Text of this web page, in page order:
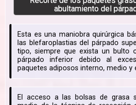
abultamiento del
Esta es una maniobra quirúrgica
las blefaroplastias del párpado
tipo, siempre que exista un bulto
párpado inferior debido al
paquetes adiposos interno, medio y
El acceso a las bolsas de grasa